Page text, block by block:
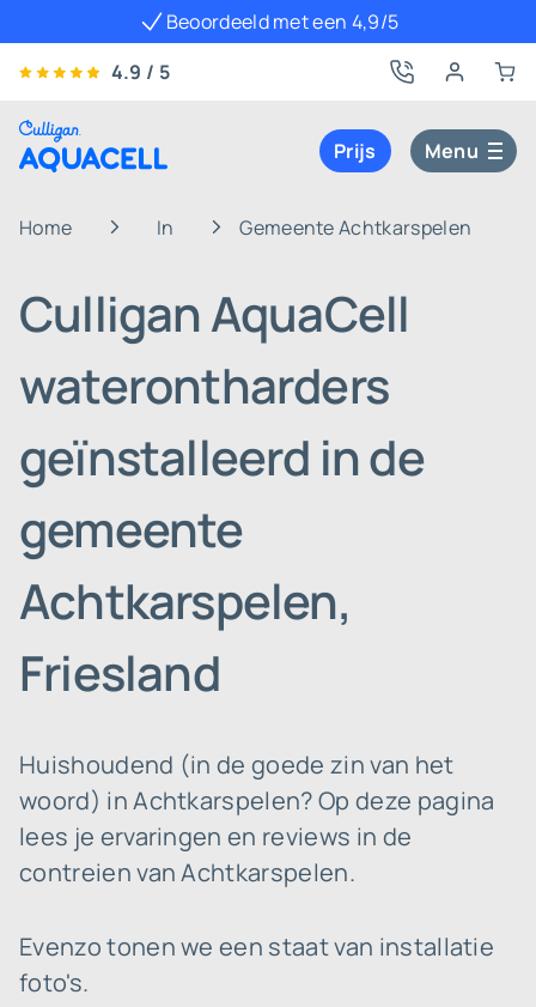
Beoordeeld met een 4,9/5
4.9 / 5
Prijs Menu
Home In Gemeente Achtkarspelen
Culligan AquaCell
waterontharders
geïnstalleerd in de
gemeente
Achtkarspelen,
Friesland
Huishoudend (in de goede zin van het
woord) in Achtkarspelen? Op deze pagina
lees je ervaringen en reviews in de
contreien van Achtkarspelen.
Evenzo tonen we een staat van installatie
foto's.